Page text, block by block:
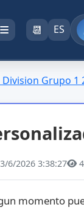
📆 ES
Grupo 1
6/2026 3:38:27
momento